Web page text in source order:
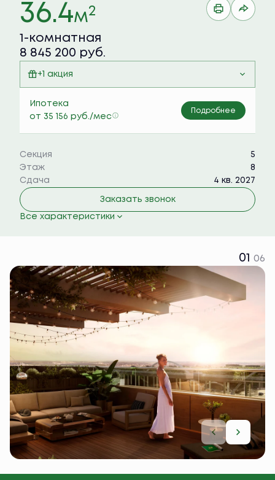
36.4м2
1-комнатная
8 845 200 руб.
+1 акция
Ипотека
от 35 156 руб./мес
Подробнее
Секция
5
Этаж
8
Сдача
4 кв. 2027
Заказать звонок
Все характеристики
01 06